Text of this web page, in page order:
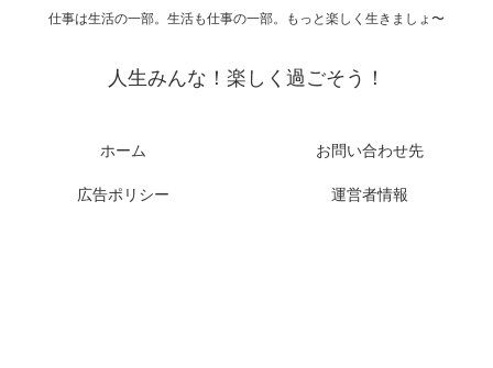
仕事は生活の一部。生活も仕事の一部。もっと楽しく生きましょ〜
人生みんな！楽しく過ごそう！
ホーム お問い合わせ先
広告ポリシー 運営者情報